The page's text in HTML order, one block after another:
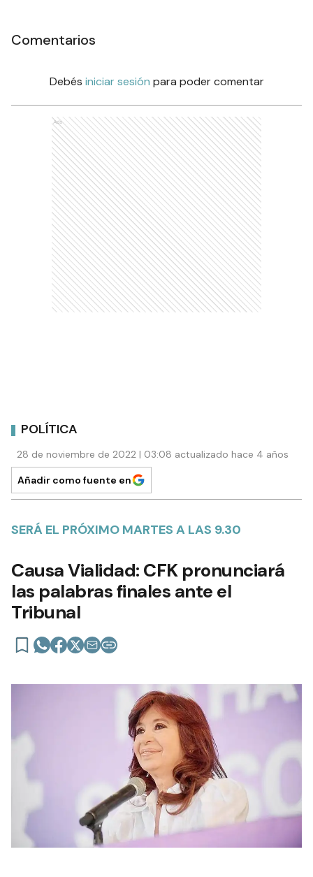
Comentarios
Debés iniciar sesión para poder comentar
Ads
POLÍTICA
28 de noviembre de 2022 | 03:08 actualizado hace 4 años
Añadir como fuente en
SERÁ EL PRÓXIMO MARTES A LAS 9.30
Causa Vialidad: CFK pronunciará
las palabras finales ante el
Tribunal